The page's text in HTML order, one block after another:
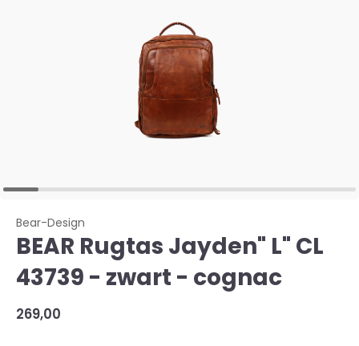
Bear-Design
BEAR Rugtas Jayden" L" CL
43739 - zwart - cognac
269,00